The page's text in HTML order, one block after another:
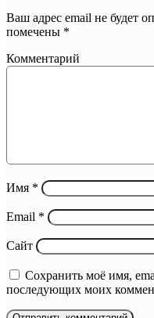
Ваш адрес email не будет
помечены *
Комментарий
Имя *
Email *
Сайт
Сохранить моё имя,
последующих моих